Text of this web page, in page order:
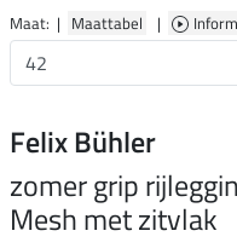
Maat: | Maattabel |
Felix Bühler
zomer grip
Mesh met zitvlak